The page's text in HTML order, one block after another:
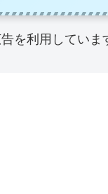
を利用していま